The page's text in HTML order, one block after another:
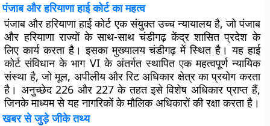
पंजाब और हरियाणा हाई कोर्ट का महत्व
पंजाब और हरियाणा हाई कोर्ट एक संयुक्त उच्च न्यायालय है, जो पंजाब
और हरियाणा राज्यों के साथ-साथ चंडीगढ़ केंद्र शासित प्रदेश के
लिए कार्य करता है। इसका मुख्यालय चंडीगढ़ में स्थित है। यह हाई
कोर्ट संविधान के भाग VI के अंतर्गत स्थापित एक महत्वपूर्ण न्यायिक
संस्था है, जो मूल, अपीलीय और रिट अधिकार क्षेत्र का प्रयोग करता
है। अनुच्छेद 226 और 227 के तहत इसे विशेष अधिकार प्राप्त हैं,
जिनके माध्यम से यह नागरिकों के मौलिक अधिकारों की रक्षा करता है।
खबर से जुड़े जीके तथ्य